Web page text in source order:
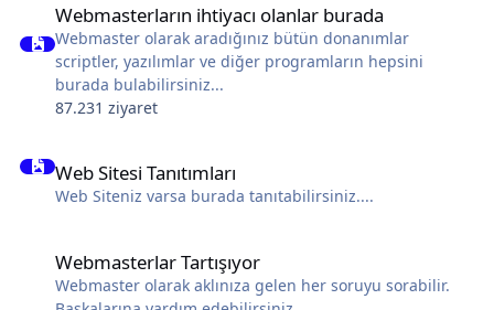
Webmasterların ihtiyacı olanlar burada
Webmaster olarak aradığınız bütün donanımlar
scriptler, yazılımlar ve diğer programların hepsini
burada bulabilirsiniz...
87.231 ziyaret
Web Sitesi Tanıtımları
Web Siteniz varsa burada tanıtabilirsiniz....
Webmasterlar Tartışıyor
Webmaster olarak aklınıza gelen her soruyu sorabilir.